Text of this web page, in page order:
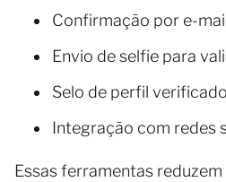
Confirmação por e-
Envio de selfie para
Selo de perfil
Integração com redes
Essas ferramentas